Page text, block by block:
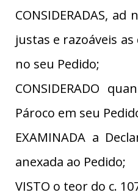
CONSIDERADAS,
justas e razoáveis
no seu Pedido;
CONSIDERADO
Pároco em seu
EXAMINADA a
anexada ao Pedido;
VISTO o teor do c.